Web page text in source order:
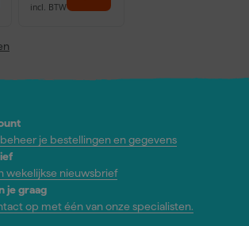
incl. BTW
je bestellingen en gegevens
wekelijkse nieuwsbrief
je graag
op met één van onze specialisten.